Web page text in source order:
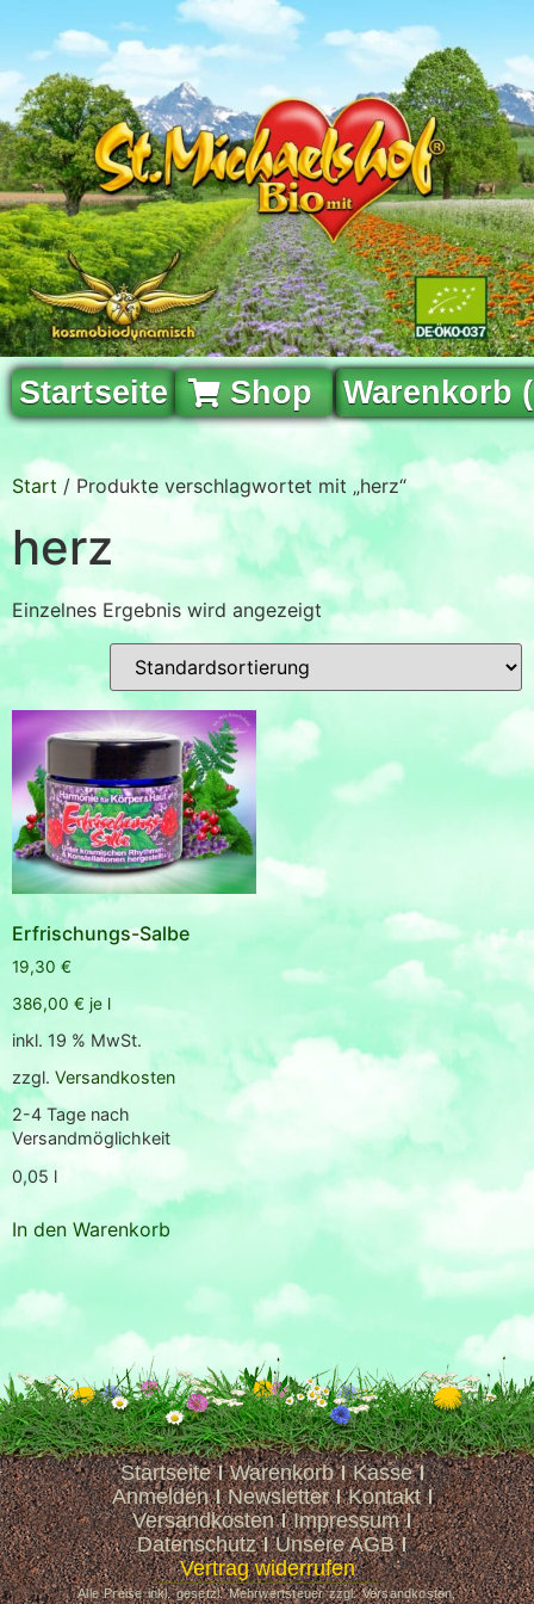
Startseite Shop Warenkorb
Start / Produkte verschlagwortet mit „herz“
herz
Einzelnes Ergebnis wird angezeigt
Erfrischungs-Salbe
19,30 €
386,00 € je l
inkl. 19 % MwSt.
zzgl. Versandkosten
2-4 Tage nach
Versandmöglichkeit
0,05 l
In den Warenkorb
Startseite Warenkorb
Kasse
Anmelden
Newsletter
Kontakt
Versandkosten
Impressum
Datenschutz
Unsere AGB
Vertrag widerrufen
Alle Preise inkl. gesetzl. Mehrwertsteuer zzgl. Versandkosten,